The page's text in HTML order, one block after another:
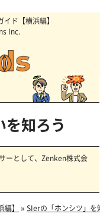
ド【横浜編】
Inc.
知ろう
ーとして、Zenken株式会
】 »SIerの「ホンシツ」を